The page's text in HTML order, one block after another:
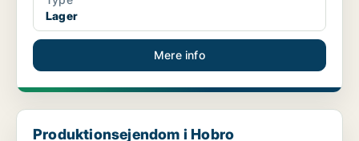
Lager
Mere info
Produktionsejendom i Hobro
Produktionsejendom i Hobro